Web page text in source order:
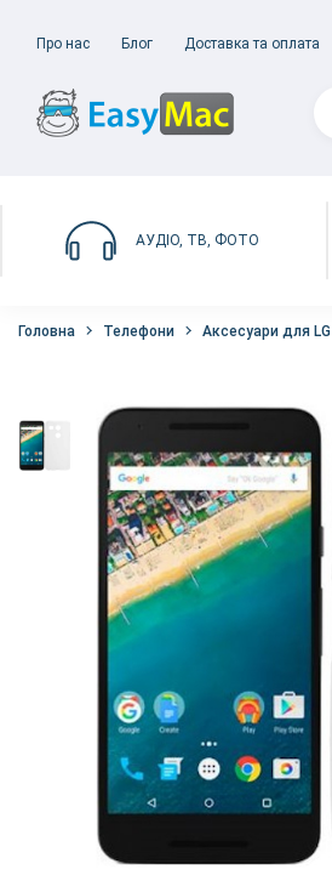
Про нас Блог Доставка та оплата
АУДІО, ТВ, ФОТО
Головна Телефони Аксесуари для LG